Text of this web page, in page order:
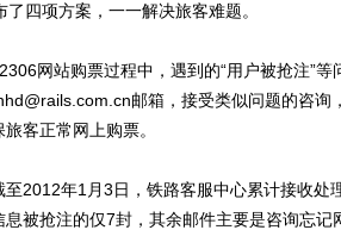
四项方案，一一解决旅客难题。
网站购票过程中，遇到的“用户被抢注”等
邮箱，接受类似问题的咨询
客正常网上购票。
年1月3日，铁路客服中心累计接收处
被抢注的仅7封，其余邮件主要是咨询忘记